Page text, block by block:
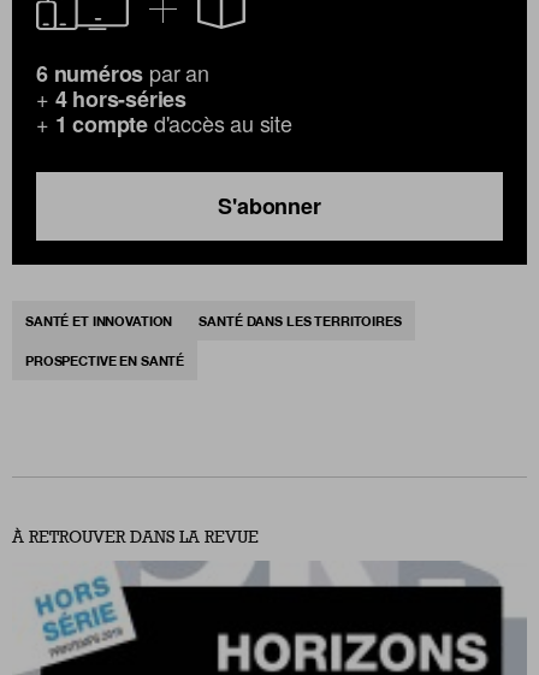
6 numéros par an
+ 4 hors-séries
+ 1 compted'accès au site
S'abonner
SANTÉ ET INNOVATION SANTÉ DANS LES TERRITOIRES
PROSPECTIVE EN SANTÉ
À RETROUVER DANS LA REVUE